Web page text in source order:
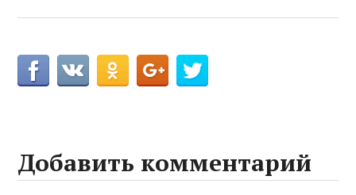
Добавить комментарий